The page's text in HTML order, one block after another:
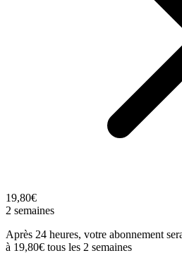
19,80€
2 semaines
Après 24 heures, votre abonnement
à 19,80€ tous les 2 semaines